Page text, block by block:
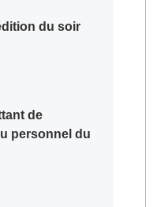
du soir
de
personnel du